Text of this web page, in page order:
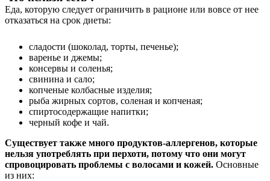
Еда, которую следует ограничить в рационе или вовсе от нее
отказаться на срок диеты:
сладости (шоколад, торты, печенье);
варенье и джемы;
консервы и соленья;
свинина и сало;
копченые колбасные изделия;
рыба жирных сортов, соленая и копченая;
спиртосодержащие напитки;
черный кофе и чай.
Существует также много продуктов-аллергенов, которые
нельзя употреблять при перхоти, потому что они могут
спровоцировать проблемы с волосами и кожей. Основные
из них: